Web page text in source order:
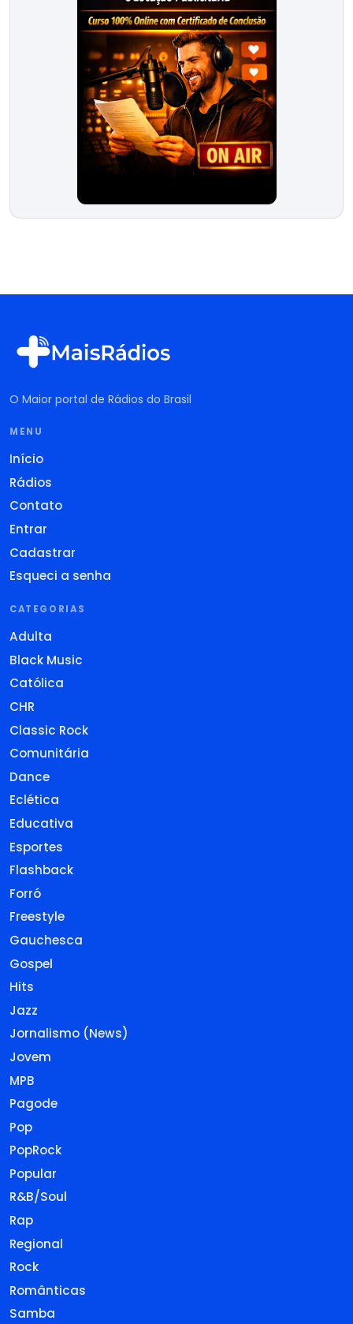
O Maior portal de Rádios do Brasil
MENU
Início
Rádios
Contato
Entrar
Cadastrar
Esqueci a senha
CATEGORIAS
Adulta
Black Music
Católica
CHR
Classic Rock
Comunitária
Dance
Eclética
Educativa
Esportes
Flashback
Forró
Freestyle
Gauchesca
Gospel
Hits
Jazz
Jornalismo (News)
Jovem
MPB
Pagode
Pop
PopRock
Popular
R&B/Soul
Rap
Regional
Rock
Românticas
Samba